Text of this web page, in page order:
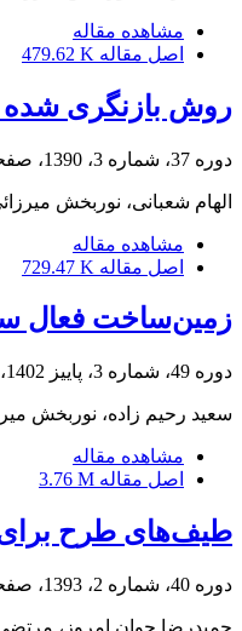
مشاهده مقاله
اصل مقاله 479.62 K
روش بازنگری شده
دوره 37، شماره 3، 1390، صفحه
الهام شعبانی، نوربخش
مشاهده مقاله
اصل مقاله 729.47 K
زمین‌ساخت فعال
دوره 49، شماره 3، پاییز 1402، صفحه
سعید رحیم‌ زاده، نوربخش
مشاهده مقاله
اصل مقاله 3.76 M
طیف‌ها‌ی‌ طرح برای
دوره 40، شماره 2، 1393، صفحه